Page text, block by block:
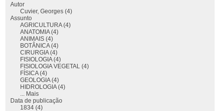
Autor
Cuvier, Georges (4)
Assunto
AGRICULTURA (4)
ANATOMIA (4)
ANIMAIS (4)
BOTÂNICA (4)
CIRURGIA (4)
FISIOLOGIA (4)
FISIOLOGIA VEGETAL (4)
FÍSICA (4)
GEOLOGIA (4)
HIDROLOGIA (4)
... Mais
Data de publicação
1834 (4)